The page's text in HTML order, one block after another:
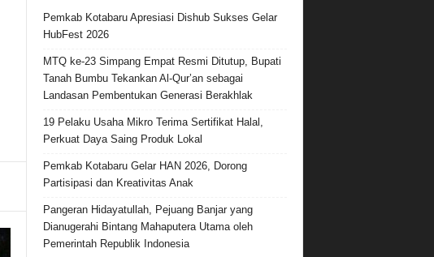
Pemkab Kotabaru Apresiasi Dishub Sukses Gelar
HubFest 2026
MTQ ke-23 Simpang Empat Resmi Ditutup, Bupati
Tanah Bumbu Tekankan Al-Qur’an sebagai
Landasan Pembentukan Generasi Berakhlak
19 Pelaku Usaha Mikro Terima Sertifikat Halal,
Perkuat Daya Saing Produk Lokal
Pemkab Kotabaru Gelar HAN 2026, Dorong
Partisipasi dan Kreativitas Anak
Pangeran Hidayatullah, Pejuang Banjar yang
Dianugerahi Bintang Mahaputera Utama oleh
Pemerintah Republik Indonesia